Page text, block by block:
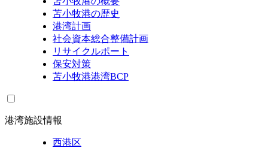
苫小牧港の歴史
港湾計画
社会資本総合整備計画
リサイクルポート
保安対策
苫小牧港港湾BCP
港湾施設情報
西港区